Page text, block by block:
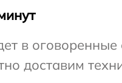
в оговоренные
доставим